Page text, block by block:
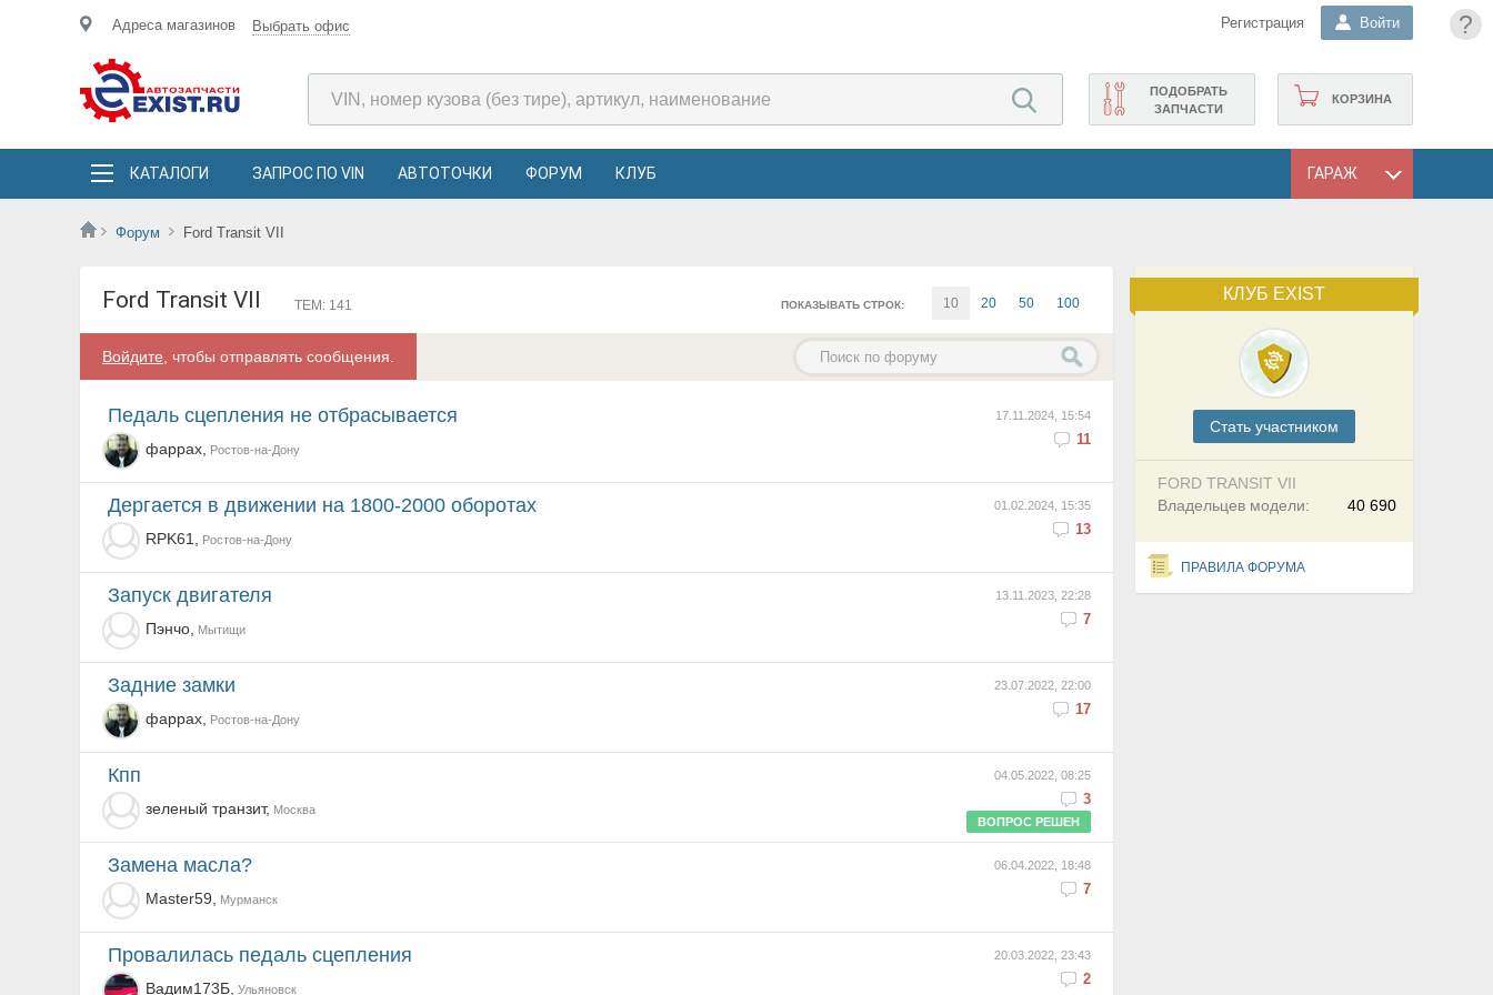
?
Адреса магазинов Выбрать офис Регистрация Войти
КОРЗИНА
ПОДОБРАТЬ
ЗАПЧАСТИ
КАТАЛОГИ ЗАПРОС ПО VIN АВТОТОЧКИ ФОРУМ КЛУБ ГАРАЖ
Форум Ford Transit VII
КЛУБ EXIST
Cтать участником
FORD TRANSIT VII
40 690
Владельцев модели:
ПРАВИЛА ФОРУМА
Ford Transit VII ПОКАЗЫВАТЬ СТРОК: 10 20 50 100
ТЕМ: 141
Войдите , чтобы отправлять сообщения.
17.11.2024, 15:54
11
Педаль сцепления не отбрасывается
фаррах, Ростов-на-Дону
01.02.2024, 15:35
13
Дергается в движении на 1800-2000 оборотах
RPK61, Ростов-на-Дону
13.11.2023, 22:28
7
Запуск двигателя
Пэнчо, Мытищи
23.07.2022, 22:00
17
Задние замки
фаррах, Ростов-на-Дону
04.05.2022, 08:25
3
Кпп
зеленый транзит, Москва
ВОПРОС РЕШЕН
06.04.2022, 18:48
7
Замена масла?
Master59, Мурманск
20.03.2022, 23:43
2
Провалилась педаль сцепления
Вадим173Б, Ульяновск